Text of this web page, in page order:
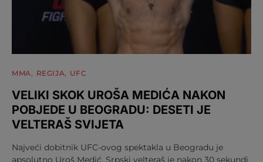
MMA REGIJA UFC
VELIKI SKOK UROŠA MEDIĆA NAKON
POBJEDE U BEOGRADU: DESETI JE
VELTERAŠ SVIJETA
Najveći dobitnik UFC-ovog spektakla u Beogradu je
apsolutno Uroš Medić. Srpski velteraš je nakon 30 sekundi